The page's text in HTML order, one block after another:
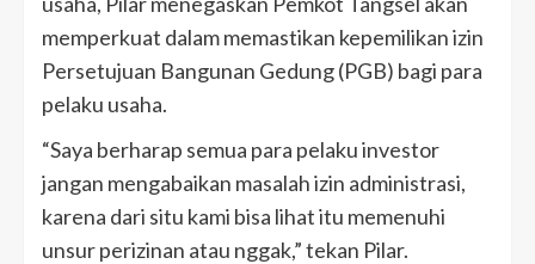
memperkuat dalam memastikan kepemilikan izin
Persetujuan Bangunan Gedung (PGB) bagi para
pelaku usaha.
“Saya berharap semua para pelaku investor
jangan mengabaikan masalah izin administrasi,
karena dari situ kami bisa lihat itu memenuhi
unsur perizinan atau nggak,” tekan Pilar.